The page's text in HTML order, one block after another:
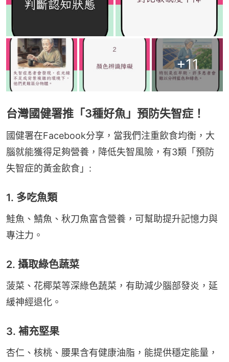
+11
台灣國健署推「3種好魚」預防失智症！
國健署在Facebook分享，當我們注重飲食均衡，大
腦就能獲得足夠營養，降低失智風險，有3類「預防
失智症的黃金飲食」:
1. 多吃魚類
鮭魚、鯖魚、秋刀魚富含營養，可幫助提升記憶力與
專注力。
2. 攝取綠色蔬菜
菠菜、花椰菜等深綠色蔬菜，有助減少腦部發炎，延
緩神經退化。
3. 補充堅果
杏仁、核桃、腰果含有健康油脂，能提供穩定能量，